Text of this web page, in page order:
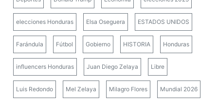
elecciones Honduras Elsa Oseguera ESTADOS UNIDOS
Farándula Fútbol Gobierno HISTORIA Honduras
influencers Honduras Juan Diego Zelaya Libre
Luis Redondo Mel Zelaya Milagro Flores Mundial 2026